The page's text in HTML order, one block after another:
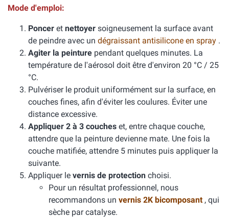
Mode d'emploi:
Poncer et nettoyer soigneusement la surface avant
de peindre avec un dégraissant antisilicone en spray .
Agiter la peinture pendant quelques minutes. La
température de l'aérosol doit être d'environ 20 °C / 25
°C.
Pulvériser le produit uniformément sur la surface, en
couches fines, afin d'éviter les coulures. Éviter une
distance excessive.
Appliquer 2 à 3 couches et, entre chaque couche,
attendre que la peinture devienne mate. Une fois la
couche matifiée, attendre 5 minutes puis appliquer la
suivante.
Appliquer le vernis de protection choisi.
Pour un résultat professionnel, nous
recommandons un vernis 2K bicomposant , qui
sèche par catalyse.